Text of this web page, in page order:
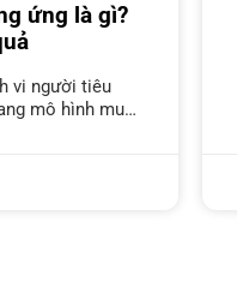
ứng là gì?
vi người tiêu
mô hình mua